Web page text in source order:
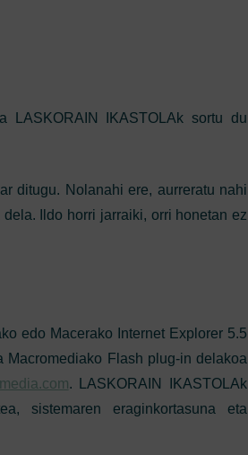
LASKORAIN IKASTOLAk sortu du
ditugu. Nolanahi ere, aurreratu nahi
Ildo horri jarraiki, orri honetan ez
edo Macerako Internet Explorer 5.5
Flash plug-in delakoa
. LASKORAIN IKASTOLAk
sistemaren eraginkortasuna eta